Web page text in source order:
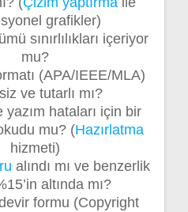
grafikler)
sınırlılıkları içeriyor
mu?
(APA/IEEE/MLA)
ve tutarlı mı?
yazım hataları için bir
mu? (Hazırlatma
hizmeti)
alındı mı ve benzerlik
altında mı?
formu (Copyright